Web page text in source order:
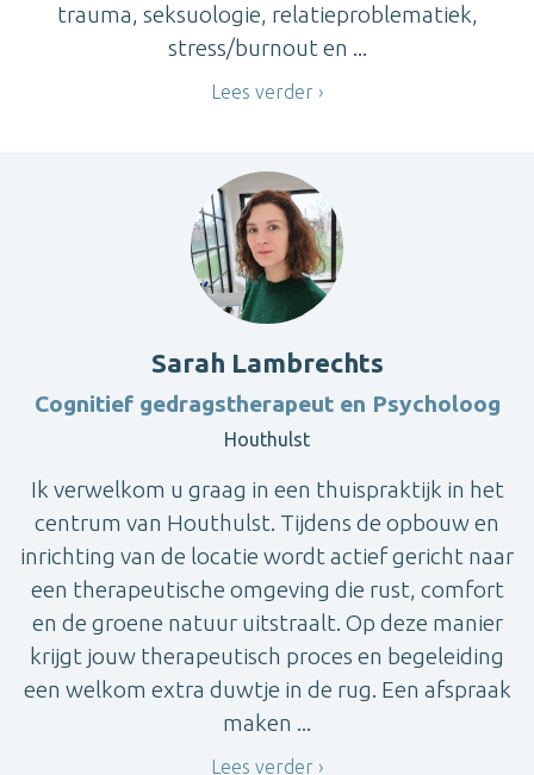
trauma, seksuologie, relatieproblematiek,
stress/burnout en ...
Lees verder
Sarah Lambrechts
Cognitief gedragstherapeut en Psycholoog
Houthulst
Ik verwelkom u graag in een thuispraktijk in het
centrum van Houthulst. Tijdens de opbouw en
inrichting van de locatie wordt actief gericht naar
een therapeutische omgeving die rust, comfort
en de groene natuur uitstraalt. Op deze manier
krijgt jouw therapeutisch proces en begeleiding
een welkom extra duwtje in de rug. Een afspraak
maken ...
Lees verder